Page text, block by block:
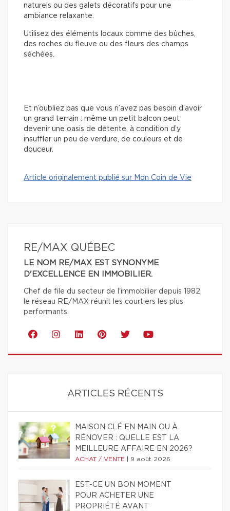
naturels ou des galets décoratifs pour une
ambiance relaxante.
Utilisez des éléments locaux comme des bûches,
des roches du fleuve ou des fleurs des champs
séchées.
Et n’oubliez pas que vous n’avez pas besoin d’avoir
un grand terrain : même un petit balcon peut
devenir une oasis de détente, à condition d’y
insuffler un peu de verdure, de couleurs et de
douceur.
Article originalement publié sur Mon Coin de Vie
RE/MAX QUÉBEC
LE NOM RE/MAX EST SYNONYME
D'EXCELLENCE EN IMMOBILIER.
Chef de file du secteur de l'immobilier depuis 1982,
le réseau RE/MAX réunit les courtiers les plus
performants.
ARTICLES RÉCENTS
MAISON CLÉ EN MAIN OU À
RÉNOVER : QUELLE EST LA
MEILLEURE AFFAIRE EN 2026?
ACHAT / VENTE 9 août 2026
EST-CE UN BON MOMENT
POUR ACHETER UNE
PROPRIÉTÉ AVANT